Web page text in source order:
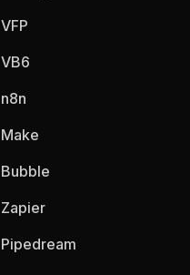
VFP
VB6
n8n
Make
Bubble
Zapier
Pipedream